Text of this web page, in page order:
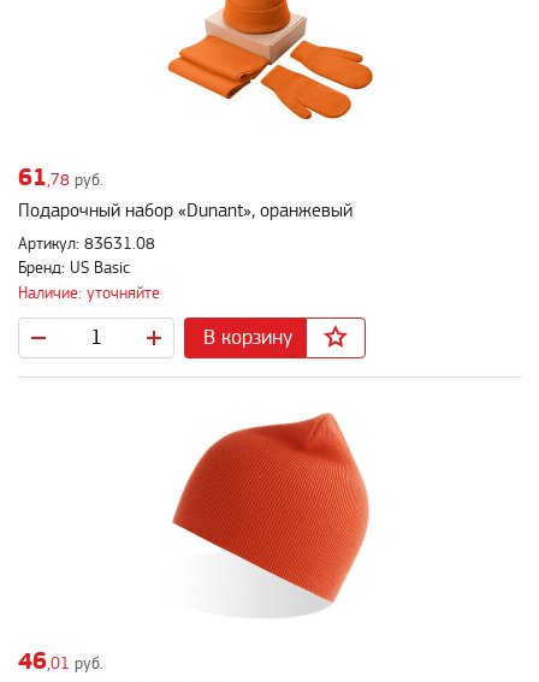
61,78 руб.
Подарочный набор «Dunant», оранжевый
Артикул: 83631.08
Бренд: US Basic
Наличие: уточняйте
В корзину
46 ,01 руб.